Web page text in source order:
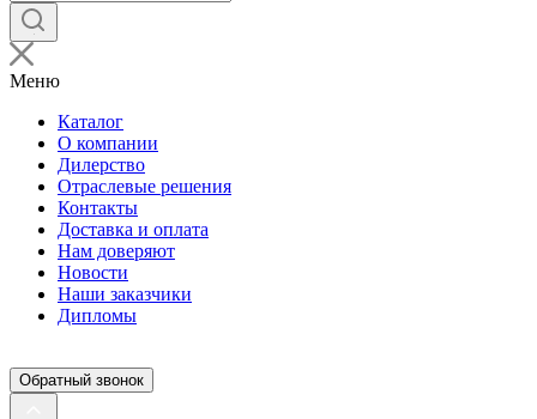
товаров
Меню
Каталог
О компании
Дилерство
Отраслевые решения
Контакты
Доставка и оплата
Нам доверяют
Новости
Наши заказчики
Дипломы
Обратный звонок